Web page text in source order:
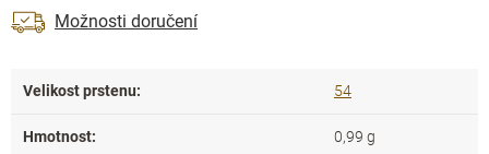
Možnosti doručení
Velikost prstenu: 54
Hmotnost: 0,99 g